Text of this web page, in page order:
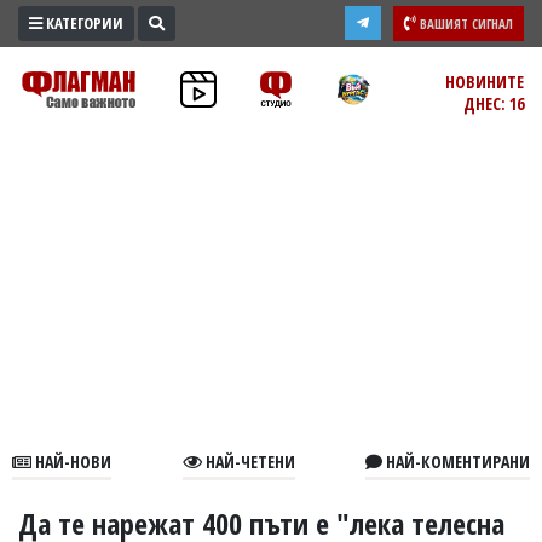
ПРОМО
ЗОНА
КАТЕГОРИИ ВАШИЯТ СИГНАЛ
НОВИНИТЕ
ДНЕС: 16
НАЙ-НОВИ НАЙ-ЧЕТЕНИ НАЙ-КОМЕНТИРАНИ
Да те нарежат 400 пъти е "лека телесна